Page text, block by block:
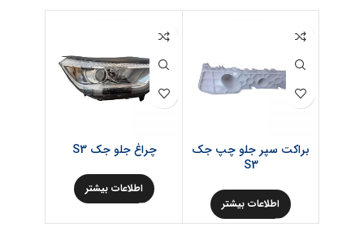
براکت سپر جلو چپ جک
S3
اطلاعات بیشتر
چراغ جلو جک S3
اطلاعات بیشتر